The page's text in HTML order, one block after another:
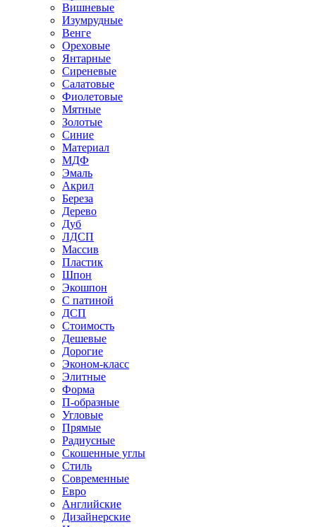
Вишневые
Изумрудные
Венге
Ореховые
Янтарные
Сиреневые
Салатовые
Фиолетовые
Мятные
Золотые
Синие
Материал
МДФ
Эмаль
Акрил
Береза
Дерево
Дуб
ЛДСП
Массив
Пластик
Шпон
Экошпон
С патиной
ДСП
Стоимость
Дешевые
Дорогие
Эконом-класс
Элитные
Форма
П-образные
Угловые
Прямые
Радиусные
Скошенные углы
Стиль
Современные
Евро
Английские
Дизайнерские